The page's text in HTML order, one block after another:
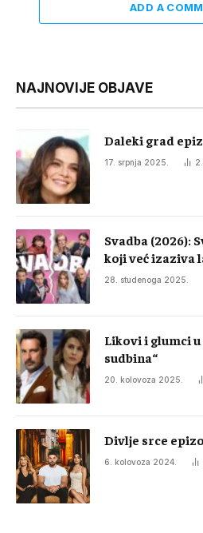
ADD A
NAJNOVIJE OBJAVE
Daleki grad
17. srpnja 2025.
Svadba (2026):
koji već izaziva
28. studenoga 2025.
Likovi i glumci
sudbina“
20. kolovoza 2025.
Divlje srce
6. kolovoza 2024.